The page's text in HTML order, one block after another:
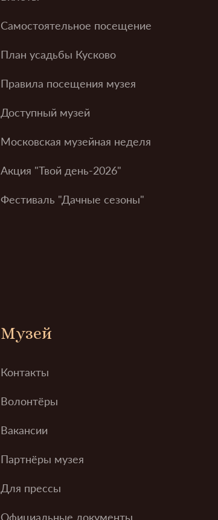
Самостоятельное посещение
План усадьбы Кусково
Правила посещения музея
Доступный музей
Московская музейная неделя
Акция "Твой день-2026"
Фестиваль "Дачные сезоны"
Музей
Контакты
Волонтёры
Вакансии
Партнёры музея
Для прессы
Официальные документы